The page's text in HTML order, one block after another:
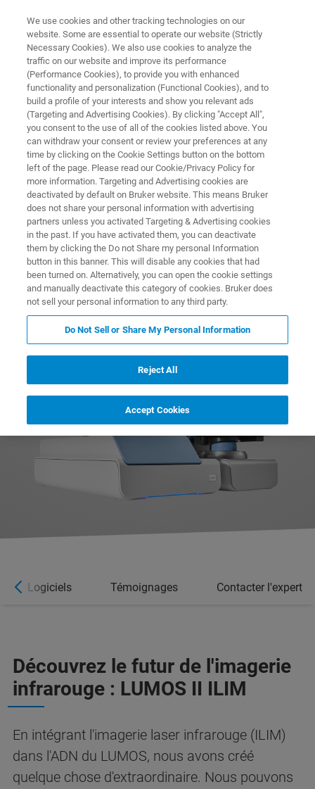
MICROSCOPE D'IMAGERIE LASER IR
LUMOS II ILIM
Le LUMOS II ILIM est le microscope d'imagerie
chimique le plus rapide jamais conçu avec un
champ de vision de 2,2 x 2,0 mm² à une
résolution spatiale de 4,25 µm. Des flux de
travail intelligents dédiés à l'application (tissus /
particules / comprimés) facilitent votre travail
quotidien.
Logiciels Témoignages Contacter l'expert
Découvrez le futur de l'imagerie
infrarouge : LUMOS II ILIM
En intégrant l'imagerie laser infrarouge (ILIM)
dans l'ADN du LUMOS, nous avons créé
quelque chose d'extraordinaire. Nous pouvons
We use cookies and other tracking technologies on our
website. Some are essential to operate our website (Strictly
Necessary Cookies). We also use cookies to analyze the
traffic on our website and improve its performance
(Performance Cookies), to provide you with enhanced
functionality and personalization (Functional Cookies), and to
build a profile of your interests and show you relevant ads
(Targeting and Advertising Cookies). By clicking "Accept All",
you consent to the use of all of the cookies listed above. You
can withdraw your consent or review your preferences at any
time by clicking on the Cookie Settings button on the bottom
left of the page. Please read our Cookie/Privacy Policy for
more information. Targeting and Advertising cookies are
deactivated by default on Bruker website. This means Bruker
does not share your personal information with advertising
partners unless you activated Targeting & Advertising cookies
in the past. If you have activated them, you can deactivate
them by clicking the Do not Share my personal Information
button in this banner. This will disable any cookies that had
been turned on. Alternatively, you can open the cookie settings
and manually deactivate this category of cookies. Bruker does
not sell your personal information to any third party.
Do Not Sell or Share My Personal Information
Reject All
Accept Cookies